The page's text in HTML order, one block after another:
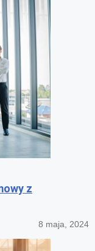
z
8 maja, 2024